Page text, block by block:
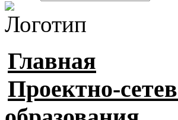
Главная
Проектно-